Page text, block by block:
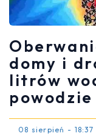
domy i
litrów
powodzie
08 sierpień - 18:37